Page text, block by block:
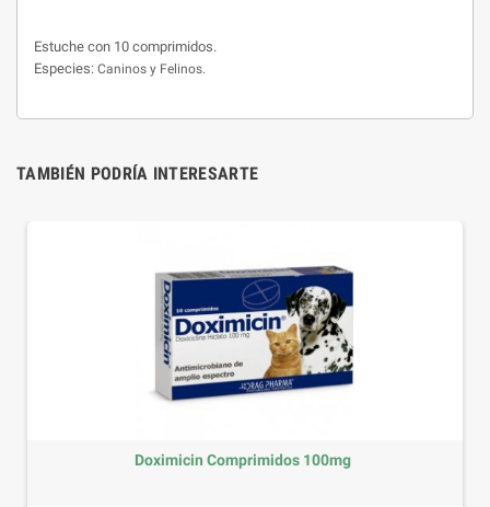
Estuche con 10 comprimidos.
Especies: Caninos y Felinos.
TAMBIÉN PODRÍA INTERESARTE
Doximicin Comprimidos 100mg